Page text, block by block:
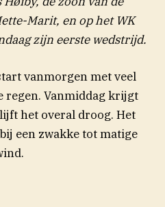
Marit, en op het WK
zijn eerste wedstrijd.
vanmorgen met veel
regen. Vanmiddag krijgt
het overal droog. Het
een zwakke tot matige